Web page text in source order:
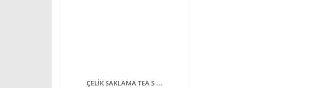
ÇELİK SAKLAMA TEA S ...